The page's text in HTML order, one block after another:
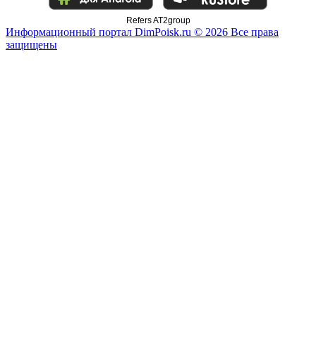
Refers AT2group
Информационный портал DimPoisk.ru © 2026 Все права
защищены